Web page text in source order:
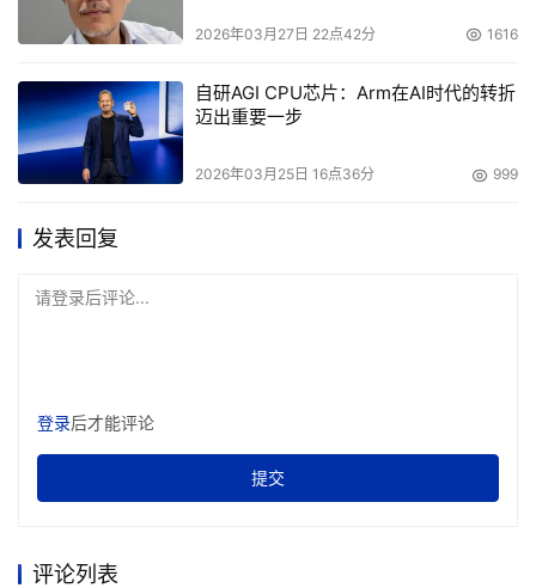
2026年03月27日 22点42分 1616
自研AGI CPU芯片：Arm在AI时代的转折
迈出重要一步
2026年03月25日 16点36分 999
发表回复
请登录后评论...
登录后才能评论
提交
评论列表